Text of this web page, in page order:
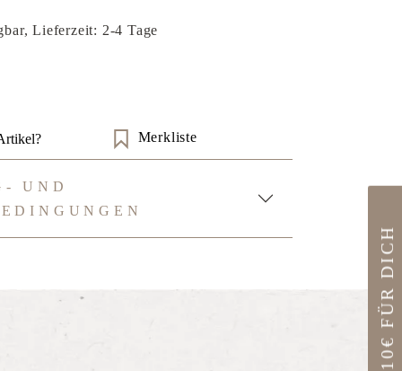
Lieferzeit: 2-4 Tage
Merkliste
UND
10€ FÜR DICH